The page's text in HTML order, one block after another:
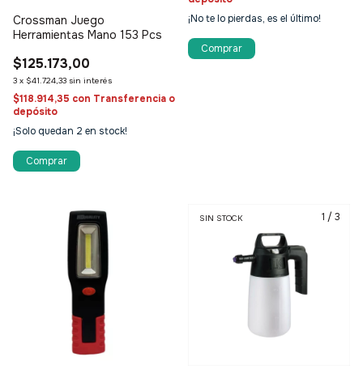
Crossman Juego
Herramientas Mano 153 Pcs
$125.173,00
3 x $41.724,33 sin interés
$118.914,35 con Transferencia o
depósito
¡Solo quedan 2 en stock!
¡No te lo pierdas, es el último!
1 / 3
SIN STOCK